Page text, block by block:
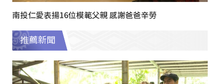
南投仁愛表揚16位模範父親 感謝爸爸辛勞
推薦新聞